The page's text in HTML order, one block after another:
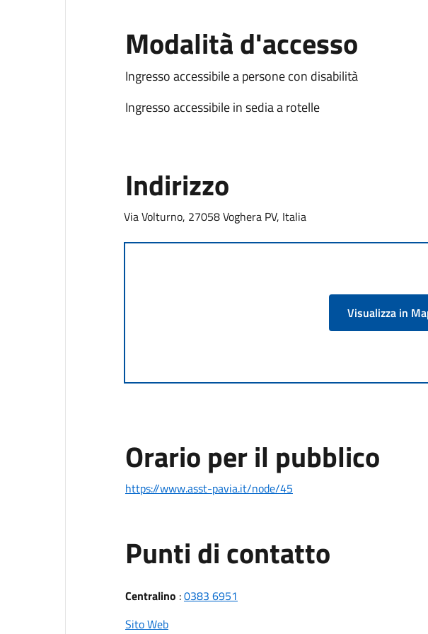
Modalità d'accesso
Ingresso accessibile a persone con disabilità
Ingresso accessibile in sedia a rotelle
Indirizzo
Via Volturno, 27058 Voghera PV, Italia
Visualizza in
Orario per il pubblico
https://www.asst-pavia.it/node/45
Punti di contatto
Centralino :0383 6951
Sito Web